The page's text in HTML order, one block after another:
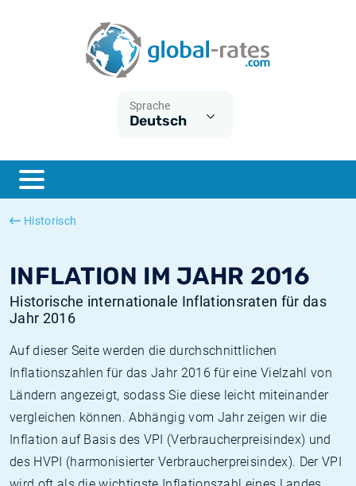
Sprache
Deutsch
Historisch
INFLATION IM JAHR 2016
Historische internationale Inflationsraten für das
Jahr 2016
Auf dieser Seite werden die durchschnittlichen
Inflationszahlen für das Jahr 2016 für eine Vielzahl von
Ländern angezeigt, sodass Sie diese leicht miteinander
vergleichen können. Abhängig vom Jahr zeigen wir die
Inflation auf Basis des VPI (Verbraucherpreisindex) und
des HVPI (harmonisierter Verbraucherpreisindex). Der VPI
ESTER
SONIA
Was ist die VPI-Inflation?
Was ist die HVPI-Inflation?
Deutsche inflation
Europäische inflation
Historische Euribor-Sätze
Historische ESTER-Sätze
Historische SOFR-Sätze
Historische SONIA-Sätze
Inflationsrechner